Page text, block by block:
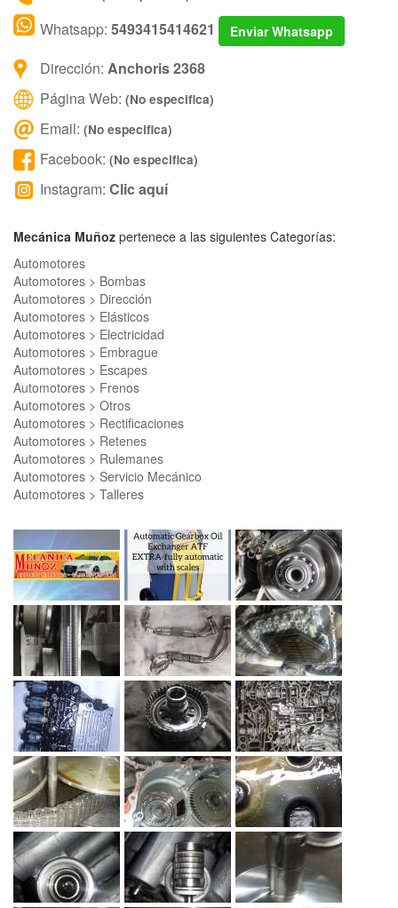
Whatsapp: 5493415414621 Enviar Whatsapp
Dirección: Anchoris 2368
Página Web: (No especifica)
Email: (No especifica)
Facebook: (No especifica)
Instagram: Clic aquí
Mecánica Muñoz pertenece a las siguientes Categorías:
Automotores
Automotores > Bombas
Automotores > Dirección
Automotores > Elásticos
Automotores > Electricidad
Automotores > Embrague
Automotores > Escapes
Automotores > Frenos
Automotores > Otros
Automotores > Rectificaciones
Automotores > Retenes
Automotores > Rulemanes
Automotores > Servicio Mecánico
Automotores > Talleres